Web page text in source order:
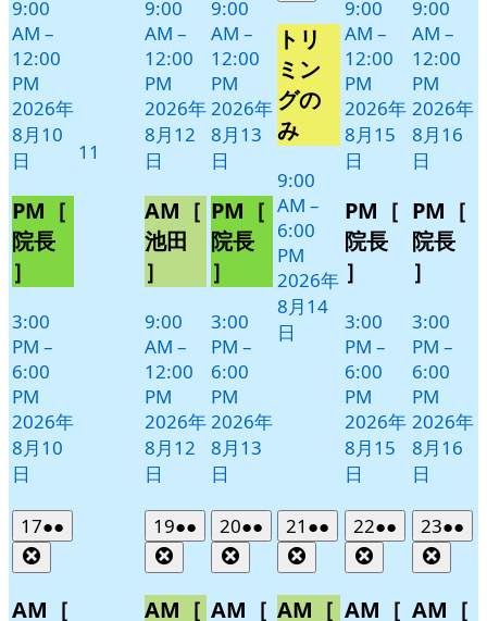
9:00
AM –
12:00
PM
2026年
8月10
日
PM［
院長
］
3:00
PM –
6:00
PM
2026年
8月10
日
11
9:00
AM –
12:00
PM
2026年
8月12
日
AM［
池田
］
9:00
AM –
12:00
PM
2026年
8月12
日
9:00
AM –
12:00
PM
2026年
8月13
日
PM［
院長
］
3:00
PM –
6:00
PM
2026年
8月13
日
8
月
14
日
イ
ト)
トリ
ミン
グの
み
9:00
AM –
6:00
PM
2026年
8月14
日
9:00
AM –
12:00
PM
2026年
8月15
日
PM［
院長
］
3:00
PM –
6:00
PM
2026年
8月15
日
9:00
AM –
12:00
PM
2026年
8月16
日
PM［
院長
］
3:00
PM –
6:00
PM
2026年
8月16
日
172026
年
8
月
●●
件
イ
AM［
192026
年
8
月
●●
件
の
イ
AM［
202026
年
8
月
●●
件
の
イ
AM［
21 2026
年
8
月
●●
件
の
イ
AM［
222026
年
8
月
●●
件
の
イ
AM［
232026
年
8
月
●●
件
イ
AM［